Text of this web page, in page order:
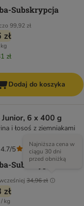
99,92 zł
zł
zł
Dodaj do koszyka
Junior, 6 x 400 g
i łosoś z ziemniakami
34,96 zł
Najniższa cena w
ciągu 30 dni
przed obniżką
zł
kg
5 (43